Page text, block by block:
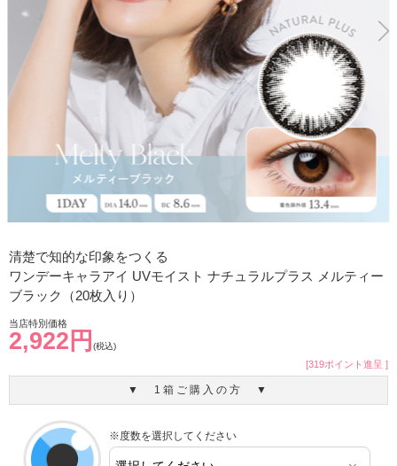
清楚で知的な印象をつくる
ワンデーキャラアイ UVモイスト ナチュラルプラス メルティー
ブラック（20枚入り）
当店特別価格
2,922円 (税込)
[319ポイント進呈 ]
▼ 1箱ご購入の方 ▼
※度数を選択してください